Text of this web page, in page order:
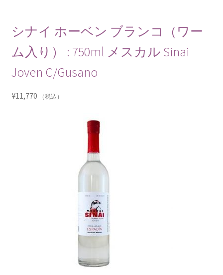
シナイ ホーベン ブランコ（ワー
ム入り） : 750ml メスカル Sinai
Joven C/Gusano
¥11,770 （税込）